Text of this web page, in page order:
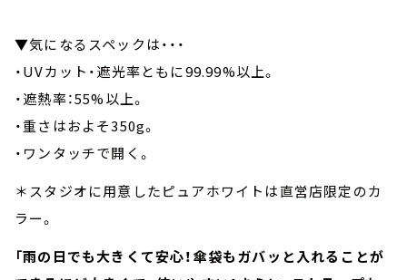
▼気になるスペックは・・・
・UVカット・遮光率ともに99.99%以上。
・遮熱率：55%以上。
・重さはおよそ350g。
・ワンタッチで開く。
＊スタジオに用意したピュアホワイトは直営店限定のカ
ラー。
「雨の日でも大きくて安心！傘袋もガバッと入れることが